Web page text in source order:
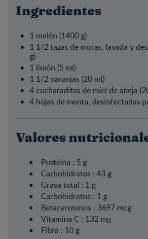
Ingredientes
1 melón (1400 g)
1 1/2 tazas de moras, lavada y
g)
1 limón (5 ml)
1 1/2 naranjas (20 ml)
4 cucharaditas de miel de abeja
4 hojas de menta, desinfectadas
Valores
Proteína : 5 g
Carbohidratos : 43 g
Grasa total : 1 g
Carbohidratos : 1 g
Betacarotenos : 3697 mcg
Vitamina C : 132 mg
Fibra : 10 g